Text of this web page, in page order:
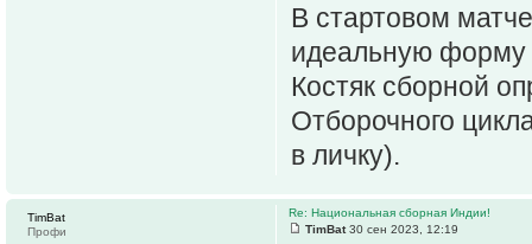
В стартовом
идеальную форму
Костяк сборной
Отборочного
в личку).
Re: Национальная сборная Индии!
TimBat30 сен 2023, 12:19
TimBat
Профи